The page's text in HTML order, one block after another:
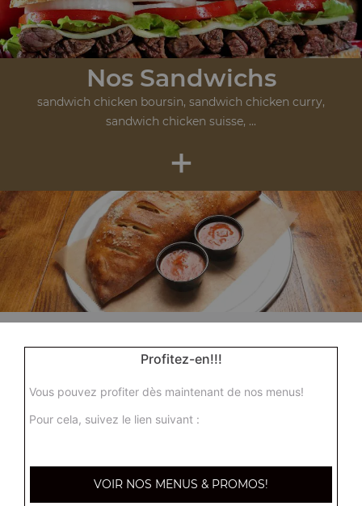
Nos Sandwichs
sandwich chicken boursin, sandwich chicken curry,
sandwich chicken suisse, ...
+
Nos Zap'dwichs
zap' merguez, zap' steak, zap' thon, ...
+
Profitez-en!!!
Vous pouvez profiter dès maintenant de nos menus!
Pour cela, suivez le lien suivant :
VOIR NOS MENUS & PROMOS!